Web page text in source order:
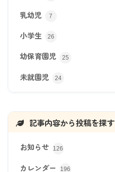
乳幼児 7
小学生 26
幼保育園児 25
未就園児 24
記事内容から投稿を探す
お知らせ 126
カレンダー 196